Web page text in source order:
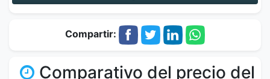
Compartir:
Comparativo del precio del